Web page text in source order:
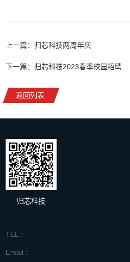
上一篇：归芯科技两周年庆
下一篇：归芯科技2023春季校园招聘
返回列表
归芯科技
TEL :
Email :